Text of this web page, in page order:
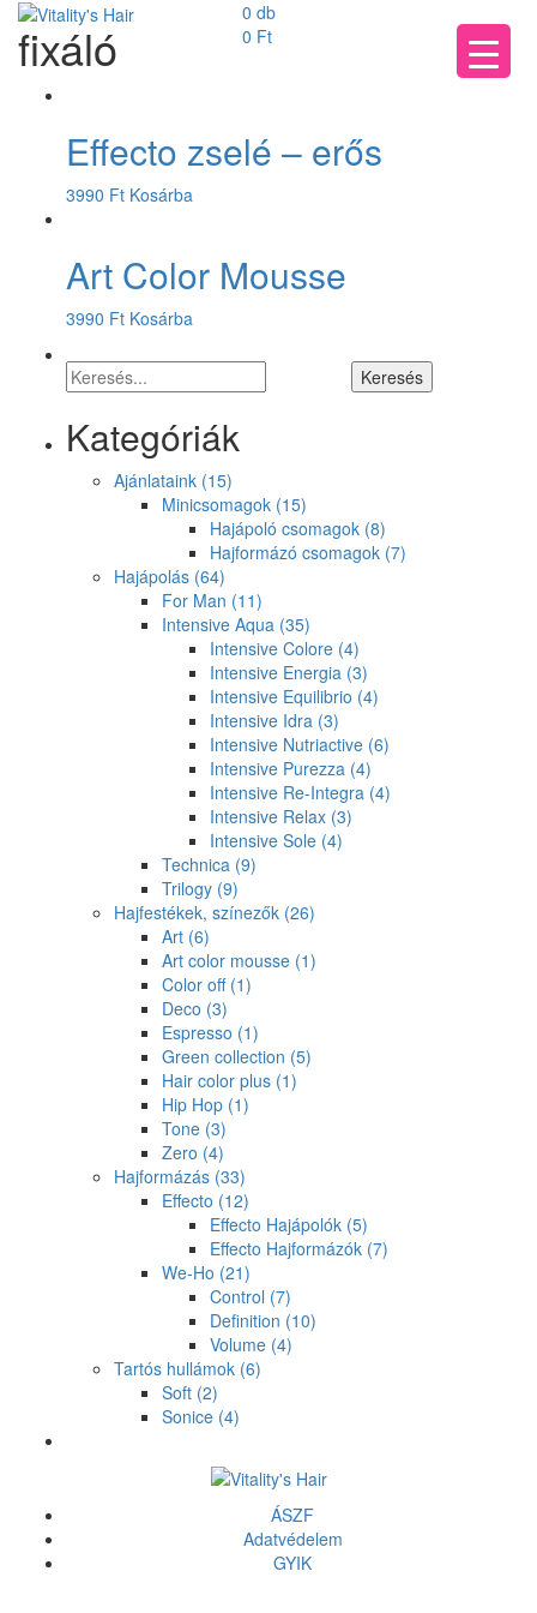
0 db
0 Ft
fixáló
Effecto zselé – erős
3990 Ft Kosárba
Art Color Mousse
3990 Ft Kosárba
Kategóriák
Ajánlataink (15)
Minicsomagok (15)
Hajápoló csomagok (8)
Hajformázó csomagok (7)
Hajápolás (64)
For Man (11)
Intensive Aqua (35)
Intensive Colore (4)
Intensive Energia (3)
Intensive Equilibrio (4)
Intensive Idra (3)
Intensive Nutriactive (6)
Intensive Purezza (4)
Intensive Re-Integra (4)
Intensive Relax (3)
Intensive Sole (4)
Technica (9)
Trilogy (9)
Hajfestékek, színezők (26)
Art (6)
Art color mousse (1)
Color off (1)
Deco (3)
Espresso (1)
Green collection (5)
Hair color plus (1)
Hip Hop (1)
Tone (3)
Zero (4)
Hajformázás (33)
Effecto (12)
Effecto Hajápolók (5)
Effecto Hajformázók (7)
We-Ho (21)
Control (7)
Definition (10)
Volume (4)
Tartós hullámok (6)
Soft (2)
Sonice (4)
ÁSZF
Adatvédelem
GYIK